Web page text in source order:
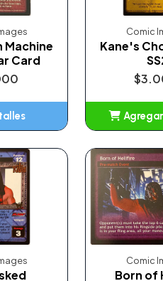
Machine
Card
Comic
Kane's
Comic
Born of